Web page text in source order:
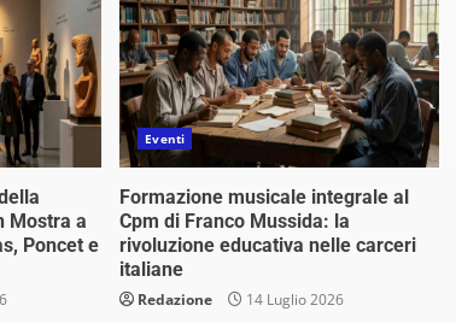
Mostra a
Poncet e
Eventi
Formazione musicale integrale al
Cpm di Franco Mussida: la
rivoluzione educativa nelle carceri
italiane
Redazione 14 Luglio 2026